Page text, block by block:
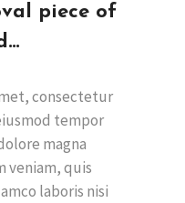
piece of
consectetur
tempor
magna
veniam, quis
laboris nisi